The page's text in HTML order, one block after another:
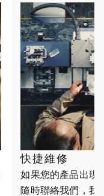
快捷維修
如果您的產品出現
隨時聯絡我們，我